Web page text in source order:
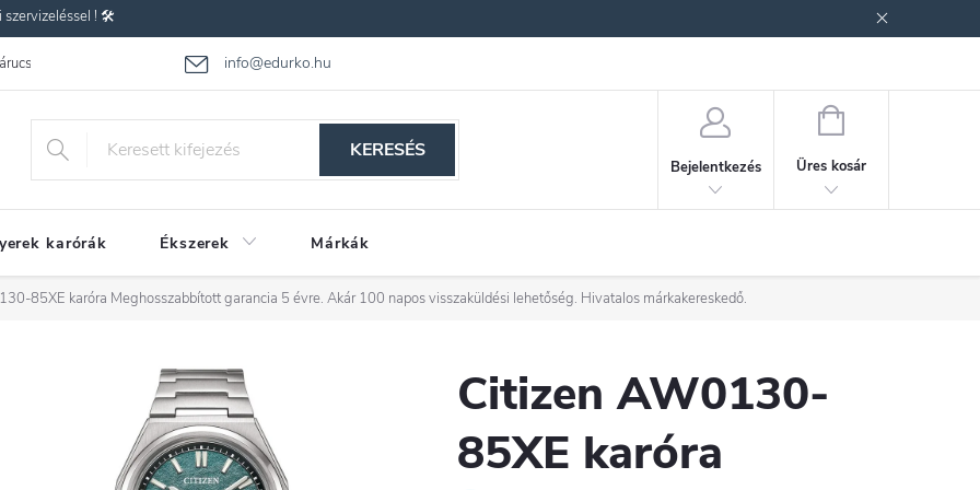
szervizeléssel ! 🛠️
info@edurko.hu
Gyakran ismételt kérdések
KERESÉS
Bejelentkezés
KOSÁR
Üres kosár
karórák Ékszerek Márkák
85XE karóra Meghosszabbított garancia 5 évre. Akár 100 napos visszaküldési lehetőség. Hivatalos márkakereskedő.
Citizen AW0130-
85XE karóra